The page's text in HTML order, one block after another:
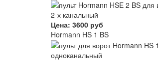
2-х канальный
Цена: 3600 руб
Hormann HS 1 BS
одноканальный